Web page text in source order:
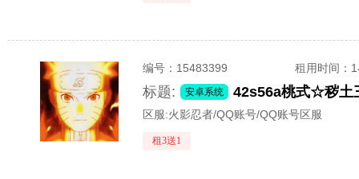
编号： 15483399 租用时间 ：
标题: 安卓系统
区服:火影忍者/QQ账号/QQ账号区服
租3送1